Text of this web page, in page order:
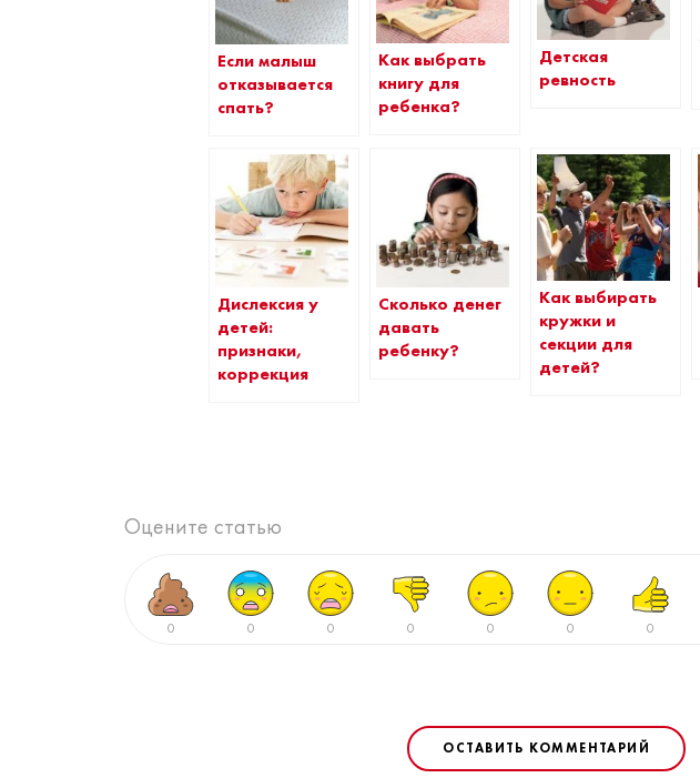
Если малыш
отказывается
спать?
Как выбрать
книгу для
ребенка?
Детская
ревность
Дислексия у
детей:
признаки,
коррекция
Сколько денег
давать
ребенку?
Как выбирать
кружки и
секции для
детей?
Оцените статью
0 0 0 0 0 0 0
ОСТАВИТЬ КОММЕНТАРИЙ